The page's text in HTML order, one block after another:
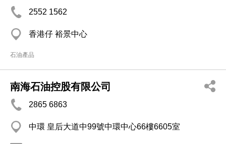
2552 1562
香港仔 裕景中心
石油產品
南海石油控股有限公司
2865 6863
中環 皇后大道中99號中環中心66樓6605室